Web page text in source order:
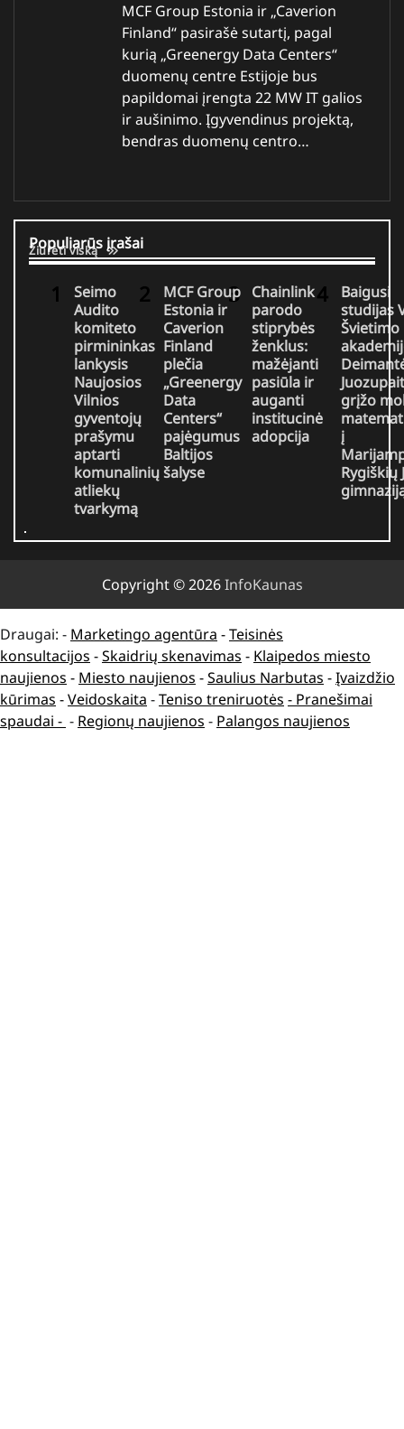
MCF Group Estonia ir „Caverion
Finland“ pasirašė sutartį, pagal
kurią „Greenergy Data Centers“
duomenų centre Estijoje bus
papildomai įrengta 22 MW IT galios
ir aušinimo. Įgyvendinus projektą,
bendras duomenų centro…
Populiarūs įrašai
Žiūrėti viską
Seimo
Audito
komiteto
pirmininkas
lankysis
Naujosios
Vilnios
gyventojų
prašymu
aptarti
komunalinių
atliekų
tvarkymą
MCF Group
Estonia ir
Caverion
Finland
plečia
„Greenergy
Data
Centers“
pajėgumus
Baltijos
šalyse
Chainlink
parodo
stiprybės
ženklus:
mažėjanti
pasiūla ir
auganti
institucinė
adopcija
Baigusi
studijas
Švietimo
grįžo
į
Rygiškių
Copyright © 2026InfoKaunas
Draugai: - Marketingo agentūra -Teisinės
konsultacijos -Skaidrių skenavimas - Klaipedos miesto
naujienos - Miesto naujienos -Saulius Narbutas -Įvaizdžio
kūrimas -Veidoskaita -Teniso treniruotės - Pranešimai
spaudai - - Regionų naujienos - Palangos naujienos